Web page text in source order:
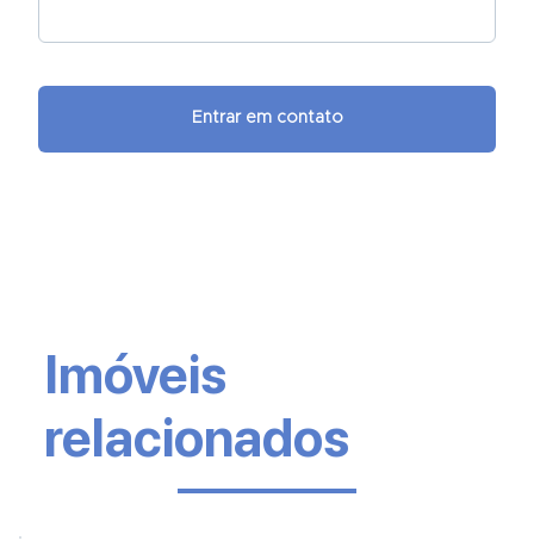
Imóveis
relacionados
Entrar em contato